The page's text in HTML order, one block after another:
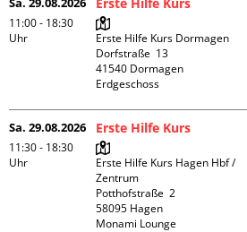
11:00 - 18:30
Uhr
Erste Hilfe Kurs Dormagen
Dorfstraße  13
41540 Dormagen
Erdgeschoss
Sa. 29.08.2026
11:30 - 18:30
Uhr
Erste Hilfe Kurs
Erste Hilfe Kurs Hagen Hbf /
Zentrum
Potthofstraße  2
58095 Hagen
Monami Lounge